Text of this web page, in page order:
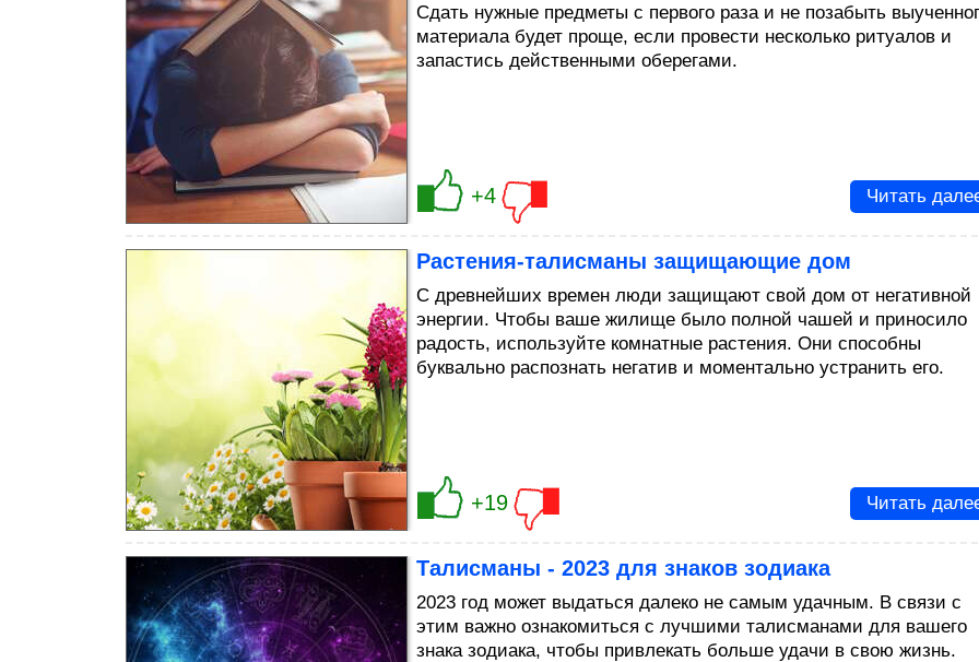
Сдать нужные предметы с первого раза и не позабыть
материала будет проще, если провести несколько ритуалов и
запастись действенными оберегами.
+4 Читать
Растения-талисманы защищающие дом
С древнейших времен люди защищают свой дом от негативной
энергии. Чтобы ваше жилище было полной чашей и приносило
радость, используйте комнатные растения. Они способны
буквально распознать негатив и моментально устранить его.
+19 Читать
Талисманы - 2023 для знаков зодиака
2023 год может выдаться далеко не самым удачным. В связи с
этим важно ознакомиться с лучшими талисманами для вашего
знака зодиака, чтобы привлекать больше удачи в свою жизнь.